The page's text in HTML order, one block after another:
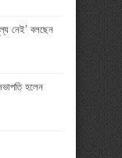
নেই’ বলছেন
হলেন